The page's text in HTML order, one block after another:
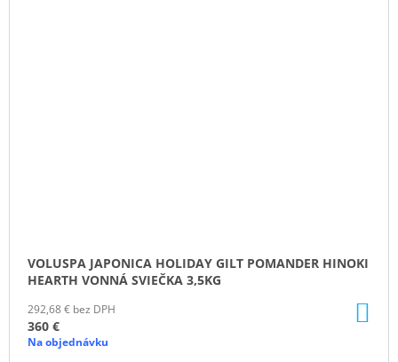
VOLUSPA JAPONICA HOLIDAY GILT POMANDER HINOKI
HEARTH VONNÁ SVIEČKA 3,5KG
292,68 € bez DPH
360 €
Na objednávku